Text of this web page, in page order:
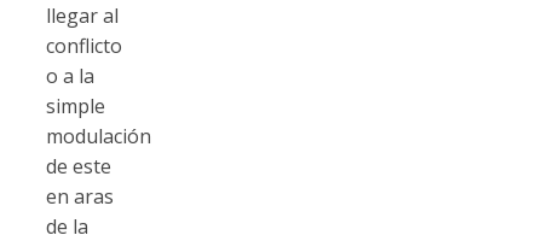
llegar al
conflicto
o a la
simple
modulación
de este
en aras
de la